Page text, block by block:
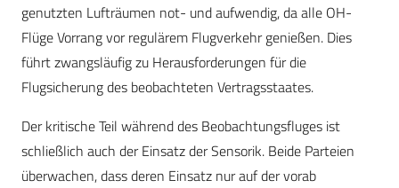
genutzten Lufträumen not- und aufwendig, da alle OH-
Flüge Vorrang vor regulärem Flugverkehr genießen. Dies
führt zwangsläufig zu Herausforderungen für die
Flugsicherung des beobachteten Vertragsstaates.
Der kritische Teil während des Beobachtungsfluges ist
schließlich auch der Einsatz der Sensorik. Beide Parteien
überwachen, dass deren Einsatz nur auf der vorab